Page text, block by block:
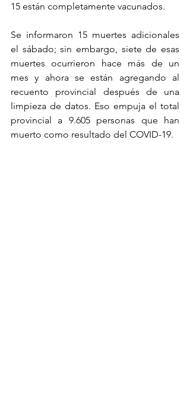
15 están completamente vacunados.
Se informaron 15 muertes adicionales
el sábado; sin embargo, siete de esas
muertes ocurrieron hace más de un
mes y ahora se están agregando al
recuento provincial después de una
limpieza de datos. Eso empuja el total
provincial a 9.605 personas que han
muerto como resultado del COVID-19.